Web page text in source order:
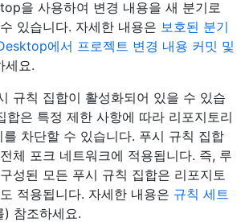
을 사용하여 변경 내용을 새 분기로
있습니다. 자세한 내용은 보호된 분기
에서 프로젝트 변경 내용 커밋 및
세요.
규칙 집합이 활성화되어 있을 수 있습
합은 특정 제한 사항에 따라 리포지토리
차단할 수 있습니다. 푸시 규칙 집합
체 포크 네트워크에 적용됩니다. 즉, 루
성된 모든 푸시 규칙 집합은 리포지토
적용됩니다. 자세한 내용은 규칙 세트
) 참조하세요.